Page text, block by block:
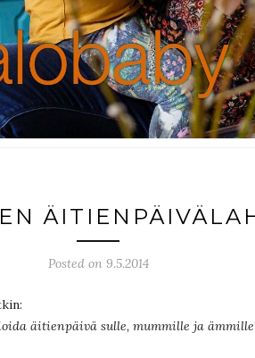
Posted on 9.5.2014
äitienpäivä sulle, mummille ja